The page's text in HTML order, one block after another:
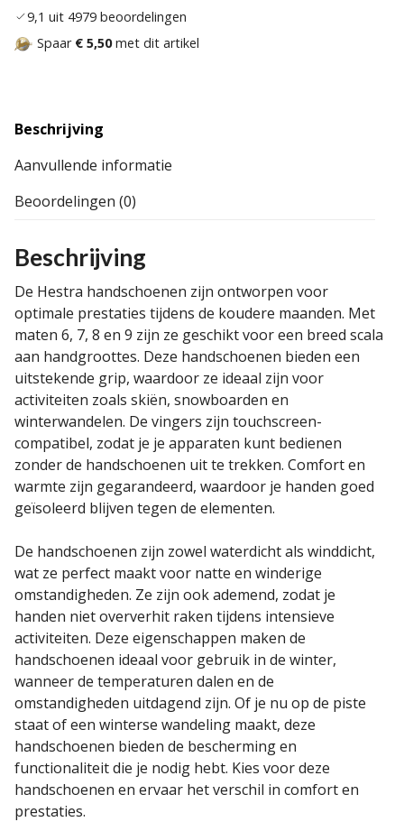
9,1 uit 4979 beoordelingen
Spaar € 5,50met dit artikel
Beschrijving
Aanvullende informatie
Beoordelingen (0)
Beschrijving
De Hestra handschoenen zijn ontworpen voor
optimale prestaties tijdens de koudere maanden. Met
maten 6, 7, 8 en 9 zijn ze geschikt voor een breed scala
aan handgroottes. Deze handschoenen bieden een
uitstekende grip, waardoor ze ideaal zijn voor
activiteiten zoals skiën, snowboarden en
winterwandelen. De vingers zijn touchscreen-
compatibel, zodat je je apparaten kunt bedienen
zonder de handschoenen uit te trekken. Comfort en
warmte zijn gegarandeerd, waardoor je handen goed
geïsoleerd blijven tegen de elementen.
De handschoenen zijn zowel waterdicht als winddicht,
wat ze perfect maakt voor natte en winderige
omstandigheden. Ze zijn ook ademend, zodat je
handen niet oververhit raken tijdens intensieve
activiteiten. Deze eigenschappen maken de
handschoenen ideaal voor gebruik in de winter,
wanneer de temperaturen dalen en de
omstandigheden uitdagend zijn. Of je nu op de piste
staat of een winterse wandeling maakt, deze
handschoenen bieden de bescherming en
functionaliteit die je nodig hebt. Kies voor deze
handschoenen en ervaar het verschil in comfort en
prestaties.